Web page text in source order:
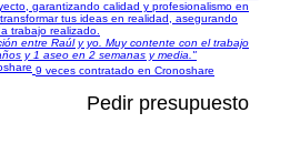
garantizando calidad y profesionalismo en
tus ideas en realidad, asegurando
trabajo realizado.
entre Raúl y yo. Muy contente con el trabajo
y 1 aseo en 2 semanas y media."
9 veces contratado en Cronoshare
Pedir presupuesto